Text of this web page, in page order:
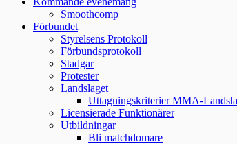
Smoothcomp
Förbundet
Styrelsens Protokoll
Förbundsprotokoll
Stadgar
Protester
Landslaget
Uttagningskriterier MMA-
Licensierade Funktionärer
Utbildningar
Bli matchdomare